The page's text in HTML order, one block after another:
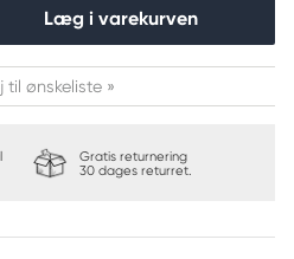
Læg i varekurven
til ønskeliste »
Gratis returnering
30 dages returret.